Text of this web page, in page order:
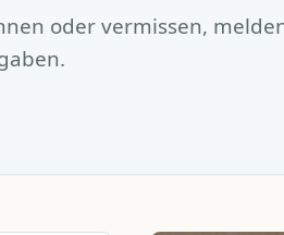
oder vermissen,